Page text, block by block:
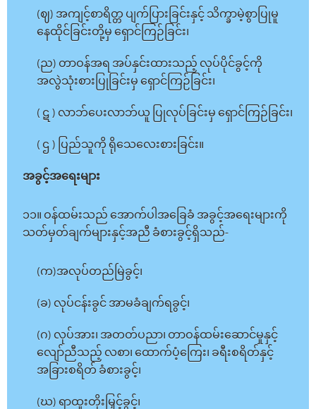
(ဈ) အကျင့်စာရိတ္တ ပျက်ပြားခြင်းနှင့် သိက္ခာမဲ့စွာပြုမူ
နေထိုင်ခြင်းတို့မှ ရှောင်ကြဉ်ခြင်း၊
(ည) တာဝန်အရ အပ်နှင်းထားသည့် လုပ်ပိုင်ခွင့်ကို
အလွဲသုံးစားပြုခြင်းမှ ရှောင်ကြဉ်ခြင်း၊
( ဋ ) လာဘ်ပေးလာဘ်ယူ ပြုလုပ်ခြင်းမှ ရှောင်ကြဉ်ခြင်း၊
( ဌ ) ပြည်သူကို ရိုသေလေးစားခြင်း။
အခွင့်အရေးများ
၁၁။ ဝန်ထမ်းသည် အောက်ပါအခြေခံ အခွင့်အရေးများကို
သတ်မှတ်ချက်များနှင့်အညီ ခံစားခွင့်ရှိသည်-
(က)အလုပ်တည်မြဲခွင့်၊
(ခ) လုပ်ငန်းခွင် အာမခံချက်ရခွင့်၊
(ဂ) လုပ်အား၊ အတတ်ပညာ၊ တာဝန်ထမ်းဆောင်မှုနှင့်
လျော်ညီသည့် လစာ၊ ထောက်ပံ့ကြေး၊ ခရီးစရိတ်နှင့်
အခြားစရိတ် ခံစားခွင့်၊
(ဃ) ရာထူးတိုးမြှင့်ခွင့်၊